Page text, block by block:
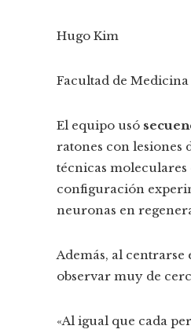
Hugo Kim
Facultad de
El equipo usó
ratones con lesiones
técnicas moleculares
configuración
neuronas en
Además, al
observar muy de
«Al igual que cada